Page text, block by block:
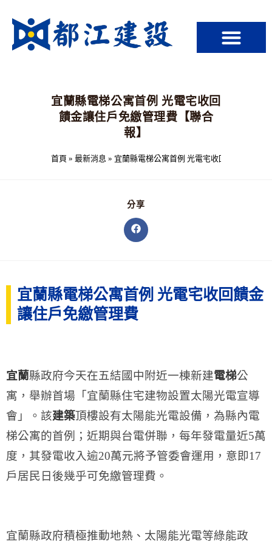
宜蘭縣電梯公寓首例 光電宅收回
饋金讓住戶免繳管理費【聯合
報】
首頁 » 最新消息 » 宜蘭縣電梯公寓首例 光電宅收回饋金讓住戶
分享
宜蘭縣電梯公寓首例 光電宅收回饋金
讓住戶免繳管理費
宜蘭縣政府今天在五結國中附近一棟新建電梯公
寓，舉辦首場「宜蘭縣住宅建物設置太陽光電宣導
會」。該建築頂樓設有太陽能光電設備，為縣內電
梯公寓的首例；近期與台電併聯，每年發電量近5萬
度，其發電收入逾20萬元將予管委會運用，意即17
戶居民日後幾乎可免繳管理費。
宜蘭縣政府積極推動地熱、太陽能光電等綠能政